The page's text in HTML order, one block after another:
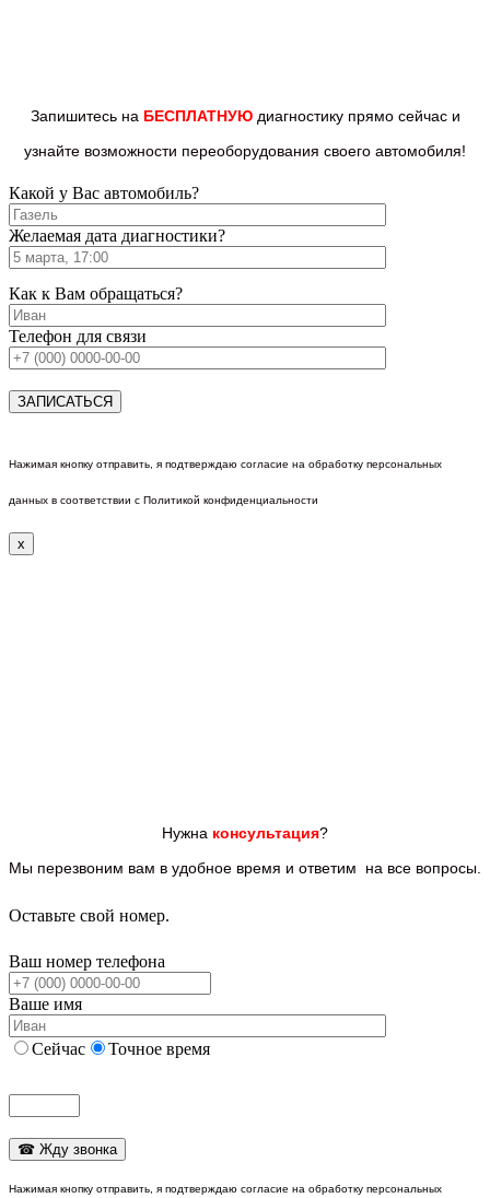
Запишитесь на БЕСПЛАТНУЮдиагностику прямо сейчас и
узнайте возможности переоборудования своего автомобиля!
Какой у Вас автомобиль?
Желаемая дата диагностики?
Как к Вам обращаться?
Телефон для связи
Нажимая кнопку отправить, я подтверждаю согласие на обработку персональных
данных в соответствии с Политикой конфиденциальности
x
Нужна консультация?
Мы перезвоним вам в удобное время и ответим на все вопросы.
Оставьте свой номер.
Ваш номер телефона
Ваше имя
Сейчас Точное время
Нажимая кнопку отправить, я подтверждаю согласие на обработку персональных